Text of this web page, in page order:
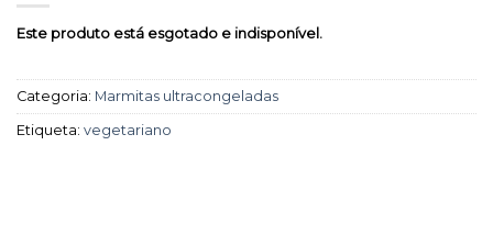
Este produto está esgotado e indisponível.
Categoria: Marmitas ultracongeladas
Etiqueta: vegetariano